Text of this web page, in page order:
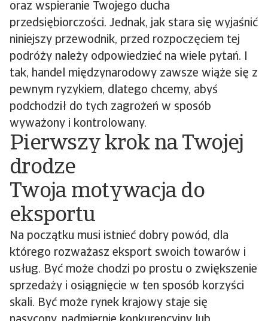
oraz wspieranie Twojego ducha
przedsiębiorczości. Jednak, jak stara się wyjaśnić
niniejszy przewodnik, przed rozpoczęciem tej
podróży należy odpowiedzieć na wiele pytań. I
tak, handel międzynarodowy zawsze wiąże się z
pewnym ryzykiem, dlatego chcemy, abyś
podchodził do tych zagrożeń w sposób
wyważony i kontrolowany.
Pierwszy krok na Twojej
drodze
Twoja motywacja do
eksportu
Na początku musi istnieć dobry powód, dla
którego rozważasz eksport swoich towarów i
usług. Być może chodzi po prostu o zwiększenie
sprzedaży i osiągnięcie w ten sposób korzyści
skali. Być może rynek krajowy staje się